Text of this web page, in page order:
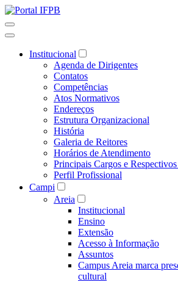
Institucional
Agenda de Dirigentes
Contatos
Competências
Atos Normativos
Endereços
Estrutura Organizacional
História
Galeria de Reitores
Horários de Atendimento
Principais Cargos e
Perfil Profissional
Campi
Areia
Institucional
Ensino
Extensão
Acesso à Informação
Assuntos
Campus Areia marca
cultural